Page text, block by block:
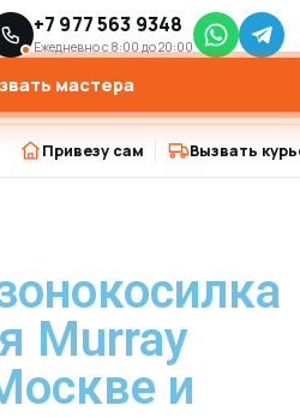
газонокосилок ›
SLX550
+7 977 563 9348
Ежедневно с 8:00 до 20:00
мастера
Привезу сам Вызвать
Murray
и